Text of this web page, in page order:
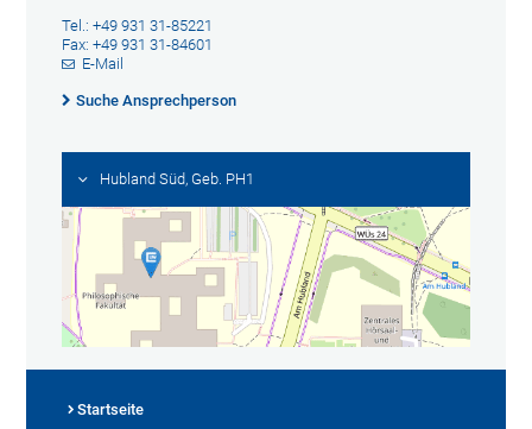
Tel.: +49 931 31-85221
Fax: +49 931 31-84601
E-Mail
Suche Ansprechperson
Hubland Süd, Geb. PH1
Startseite